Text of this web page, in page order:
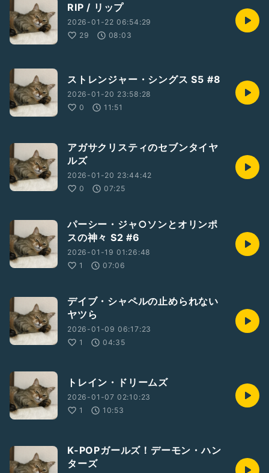
RIP / リップ
2026-01-22 06:54:29
29
08:03
ストレンジャー・シングス S5 #8
2026-01-20 23:58:28
0
11:51
アガサクリスティのセブンタイヤ
ルズ
2026-01-20 23:44:42
0
07:25
パーシー・ジャ○ソンとオリンポ
スの神々 S2 #6
2026-01-19 01:26:48
1
07:06
デイブ・シャペルの止められない
ヤツら
2026-01-09 06:17:23
1
04:35
トレイン・ドリームズ
2026-01-07 02:10:23
1
10:53
K-POPガールズ！デーモン・ハン
ターズ